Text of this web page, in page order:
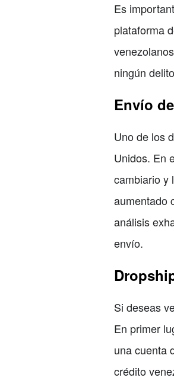
Es
plataforma
ningún
Envío
Uno de los
Unidos. En
cambiario y
aumentado
análisis
envío.
Si deseas
En primer
una cuenta
crédito